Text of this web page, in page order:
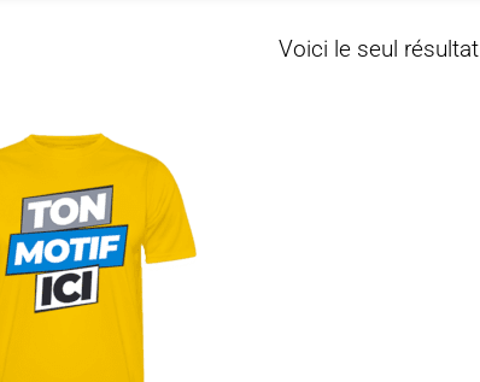
Voici le seul résultat
Ajouter
à la
wishlist